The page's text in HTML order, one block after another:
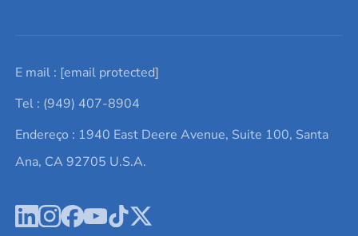
Lista de consultas
Termos e Condições
Política de Privacidade
Elementos de terras raras
Alvos de pulverização catódica
Ácido hialurônico
Promoções atuais
Notícias e blogs
Estudos de caso
E mail : [email protected]
Tel : (949) 407-8904
Endereço : 1940 East Deere Avenue, Suite 100, Santa
Ana, CA 92705 U.S.A.